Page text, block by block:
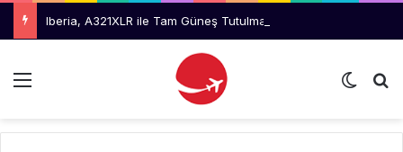
Iberia, A321XLR ile Tam Güneş Tutulmasını Takip Edecek
Menü Dış